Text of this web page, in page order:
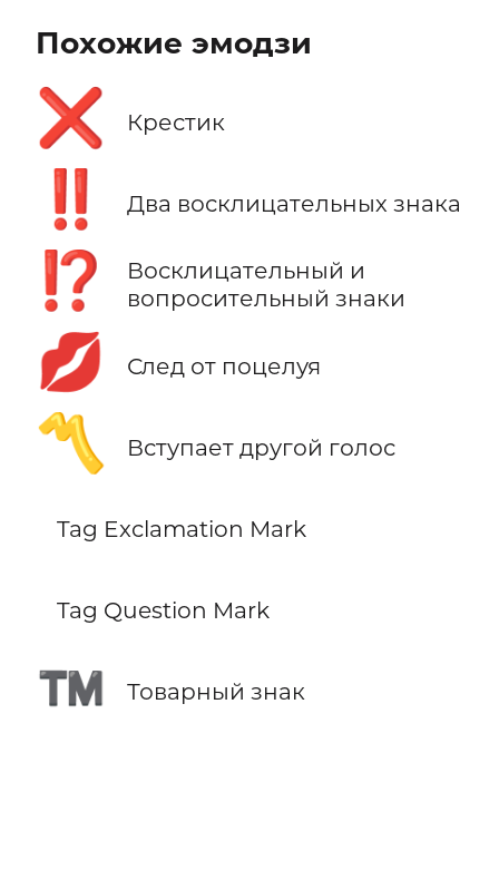
Похожие эмодзи
❌ Крестик
‼️ Два восклицательных знака
⁉️
Восклицательный и
вопросительный знаки
💋 След от поцелуя
〽️ Вступает другой голос
Tag Exclamation Mark
Tag Question Mark
™️ Товарный знак